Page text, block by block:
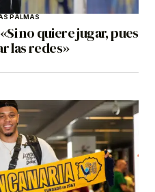
PALMAS
no quiere jugar, pues
las redes»